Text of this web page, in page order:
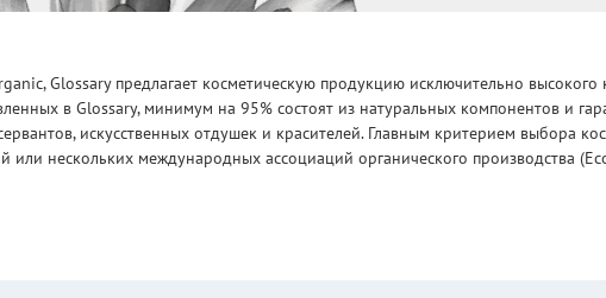
Glossary предлагает косметическую продукцию исключительно высокого
в Glossary, минимум на 95% состоят из натуральных компонентов и
искусственных отдушек и красителей. Главным критерием выбора
нескольких международных ассоциаций органического производства